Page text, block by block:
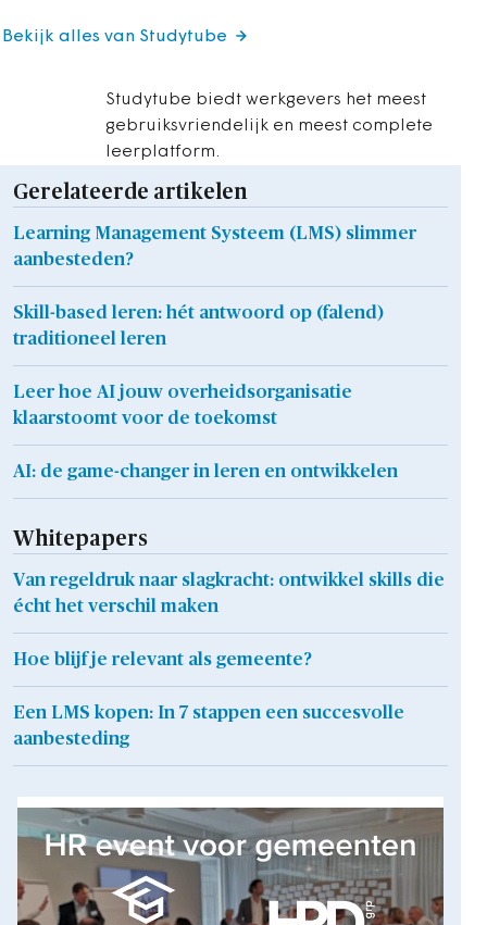
Studytube biedt werkgevers het meest
gebruiksvriendelijk en meest complete
leerplatform.
Bekijk alles van Studytube
Gerelateerde artikelen
Learning Management Systeem (LMS) slimmer
aanbesteden?
Skill-based leren: hét antwoord op (falend)
traditioneel leren
Leer hoe AI jouw overheidsorganisatie
klaarstoomt voor de toekomst
AI: de game-changer in leren en ontwikkelen
Whitepapers
Van regeldruk naar slagkracht: ontwikkel skills die
écht het verschil maken
Hoe blijf je relevant als gemeente?
Een LMS kopen: In 7 stappen een succesvolle
aanbesteding